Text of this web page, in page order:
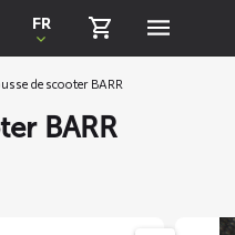
FR
de scooter BARR
BARR